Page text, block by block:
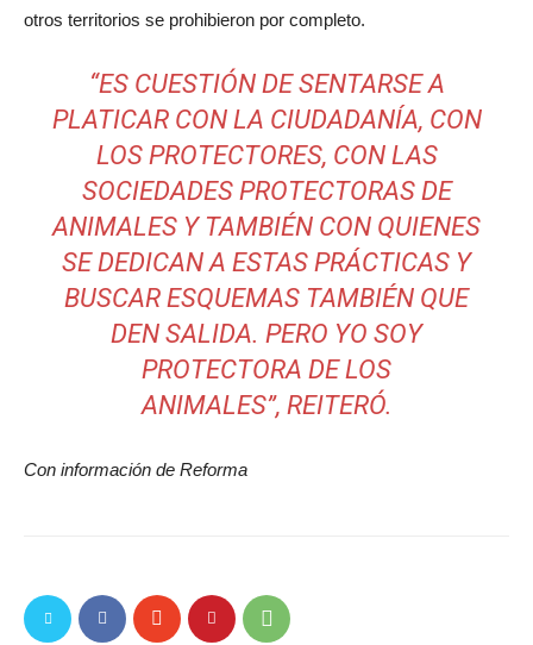
otros territorios se prohibieron por completo.
“ES CUESTIÓN DE SENTARSE A
PLATICAR CON LA CIUDADANÍA, CON
LOS PROTECTORES, CON LAS
SOCIEDADES PROTECTORAS DE
ANIMALES Y TAMBIÉN CON QUIENES
SE DEDICAN A ESTAS PRÁCTICAS Y
BUSCAR ESQUEMAS TAMBIÉN QUE
DEN SALIDA. PERO YO SOY
PROTECTORA DE LOS
ANIMALES”, REITERÓ.
Con información de Reforma